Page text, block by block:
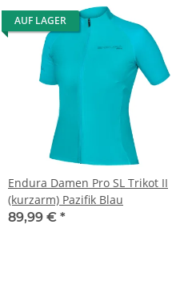
AUF LAGER
Endura Damen Pro SL Trikot II
(kurzarm) Pazifik Blau
89,99 € *